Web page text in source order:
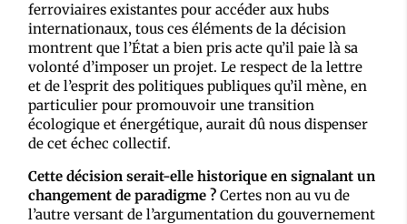
ferroviaires existantes pour accéder aux hubs
internationaux, tous ces éléments de la décision
montrent que l’État a bien pris acte qu’il paie là sa
volonté d’imposer un projet. Le respect de la lettre
et de l’esprit des politiques publiques qu’il mène, en
particulier pour promouvoir une transition
écologique et énergétique, aurait dû nous dispenser
de cet échec collectif.
Cette décision serait-elle historique en signalant un
changement de paradigme ?Certes non au vu de
l’autre versant de l’argumentation du gouvernement